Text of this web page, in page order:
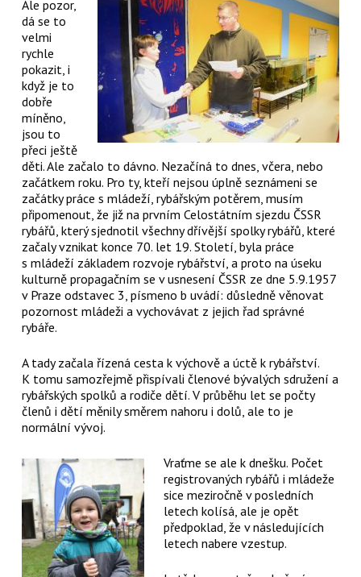
Ale pozor,
dá se to
velmi
rychle
pokazit, i
když je to
dobře
míněno,
jsou to
přeci ještě
děti. Ale začalo to dávno. Nezačíná to dnes, včera, nebo
začátkem roku. Pro ty, kteří nejsou úplně seznámeni se
začátky práce s mládeží, rybářským potěrem, musím
připomenout, že již na prvním Celostátním sjezdu ČSSR
rybářů, který sjednotil všechny dřívější spolky rybářů, které
začaly vznikat konce 70. let 19. Století, byla práce
s mládeží základem rozvoje rybářství, a proto na úseku
kulturně propagačním se v usnesení ČSSR ze dne 5.9.1957
v Praze odstavec 3, písmeno b uvádí: důsledně věnovat
pozornost mládeži a vychovávat z jejich řad správné
rybáře.
A tady začala řízená cesta k výchově a úctě k rybářství.
K tomu samozřejmě přispívali členové bývalých sdružení a
rybářských spolků a rodiče dětí. V průběhu let se počty
členů i dětí měnily směrem nahoru i dolů, ale to je
normální vývoj.
Vraťme se ale k dnešku. Počet
registrovaných rybářů i mládeže
sice meziročně v posledních
letech kolísá, ale je opět
předpoklad, že v následujících
letech nabere vzestup.